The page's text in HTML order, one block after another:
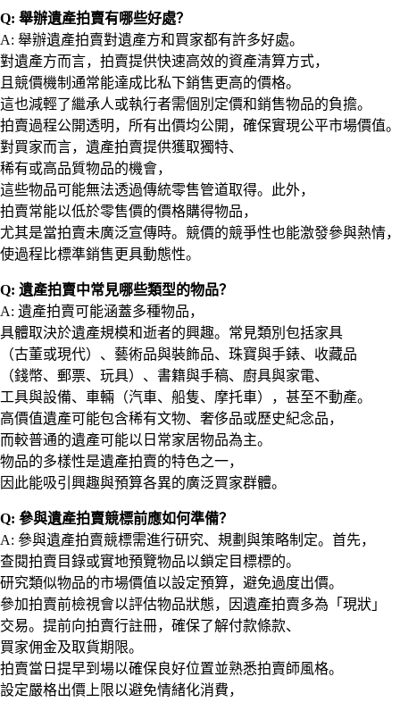
Q: 舉辦遺產拍賣有哪些好處？
A: 舉辦遺產拍賣對遺產方和買家都有許多好處。
對遺產方而言，拍賣提供快速高效的資產清算方式，
且競價機制通常能達成比私下銷售更高的價格。
這也減輕了繼承人或執行者需個別定價和銷售物品的負擔。
拍賣過程公開透明，所有出價均公開，確保實現公平市場價值。
對買家而言，遺產拍賣提供獲取獨特、
稀有或高品質物品的機會，
這些物品可能無法透過傳統零售管道取得。此外，
拍賣常能以低於零售價的價格購得物品，
尤其是當拍賣未廣泛宣傳時。競價的競爭性也能激發參與熱情，
使過程比標準銷售更具動態性。
Q: 遺產拍賣中常見哪些類型的物品？
A: 遺產拍賣可能涵蓋多種物品，
具體取決於遺產規模和逝者的興趣。常見類別包括家具
（古董或現代）、藝術品與裝飾品、珠寶與手錶、收藏品
（錢幣、郵票、玩具）、書籍與手稿、廚具與家電、
工具與設備、車輛（汽車、船隻、摩托車），甚至不動產。
高價值遺產可能包含稀有文物、奢侈品或歷史紀念品，
而較普通的遺產可能以日常家居物品為主。
物品的多樣性是遺產拍賣的特色之一，
因此能吸引興趣與預算各異的廣泛買家群體。
Q: 參與遺產拍賣競標前應如何準備？
A: 參與遺產拍賣競標需進行研究、規劃與策略制定。首先，
查閱拍賣目錄或實地預覽物品以鎖定目標標的。
研究類似物品的市場價值以設定預算，避免過度出價。
參加拍賣前檢視會以評估物品狀態，因遺產拍賣多為「現狀」
交易。提前向拍賣行註冊，確保了解付款條款、
買家佣金及取貨期限。
拍賣當日提早到場以確保良好位置並熟悉拍賣師風格。
設定嚴格出價上限以避免情緒化消費，